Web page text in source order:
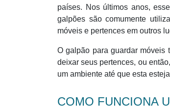
países. Nos últimos anos,
galpões são comumente
móveis e pertences em outros
O galpão para guardar móveis
deixar seus pertences, ou
um ambiente até que esta
COMO FUNCIONA